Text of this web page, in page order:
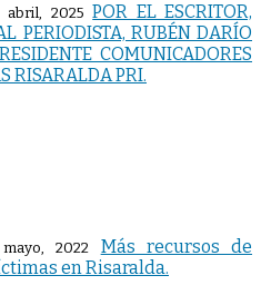
abril, 2025 POR EL ESCRITOR,
PERIODISTA, RUBÉN DARÍO
COMUNICADORES
RISARALDA PRI.
2022
Más recursos de
en Risaralda.